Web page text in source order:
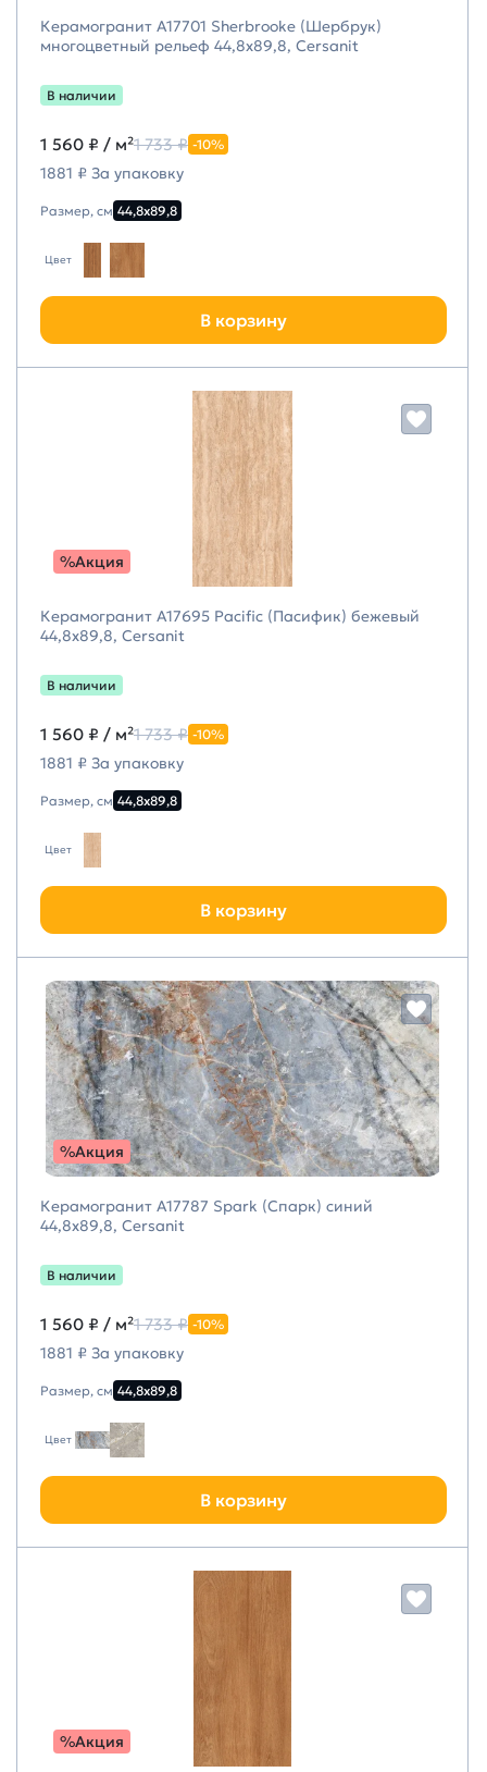
Керамогранит A17701 Sherbrooke (Шербрук)
многоцветный рельеф 44,8х89,8, Cersanit
В наличии
1 560 ₽ / м²1 733 ₽ -10%
1881 ₽ За упаковку
Размер, см 44,8х89,8
Цвет
В корзину
%Акция
Керамогранит A17695 Pacific (Пасифик) бежевый
44,8х89,8, Cersanit
В наличии
1 560 ₽ / м²1 733 ₽ -10%
1881 ₽ За упаковку
Размер, см 44,8х89,8
Цвет
В корзину
%Акция
Керамогранит A17787 Spark (Спарк) синий
44,8х89,8, Cersanit
В наличии
1 560 ₽ / м²1 733 ₽ -10%
1881 ₽ За упаковку
Размер, см 44,8х89,8
Цвет
В корзину
%Акция